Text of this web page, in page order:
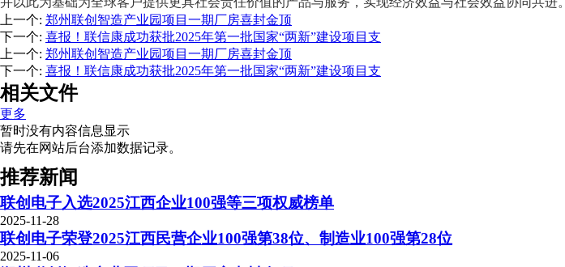
上一个: 郑州联创智造产业园项目一期厂房喜封金顶
下一个: 喜报！联信康成功获批2025年第一批国家“两新”建设项目支
上一个: 郑州联创智造产业园项目一期厂房喜封金顶
下一个: 喜报！联信康成功获批2025年第一批国家“两新”建设项目支
相关文件
更多
暂时没有内容信息显示
请先在网站后台添加数据记录。
推荐新闻
联创电子入选2025江西企业100强等三项权威榜单
2025-11-28
联创电子荣登2025江西民营企业100强第38位、制造业100强第28位
2025-11-06